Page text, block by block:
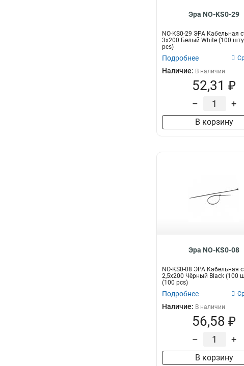
Эра NO-KS0-29
NO-KS0-29 ЭРА Кабельная
3x200 Белый White (100
pcs)
Подробнее
Наличие: В наличии
52,31 ₽
– +
В корзину
Эра NO-KS0-08
NO-KS0-08 ЭРА Кабельная
2,5х200 Чёрный Black (100
(100 pcs)
Подробнее
Наличие: В наличии
56,58 ₽
– +
В корзину